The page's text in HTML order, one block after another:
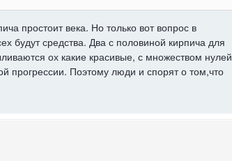
простоит века. Но только вот вопрос в
будут средства. Два с половиной кирпича для
ох какие красивые, с множеством нулей
прогрессии. Поэтому люди и спорят о том,что